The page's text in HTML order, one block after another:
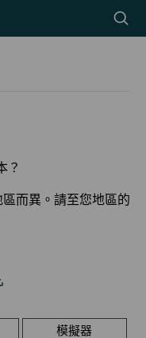
搜
尋
？
而異。請至您地區的
模擬器